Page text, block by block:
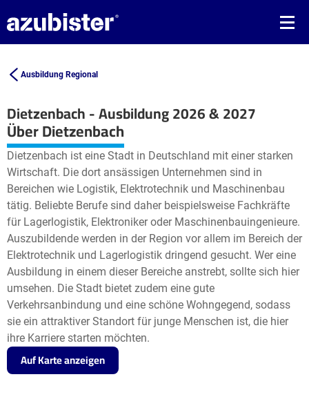
Ausbildung Regional
Dietzenbach - Ausbildung 2026 & 2027
+
−
Leaflet| ©OpenStreetMap2
Über Dietzenbach
Dietzenbach ist eine Stadt in Deutschland mit einer starken
Wirtschaft. Die dort ansässigen Unternehmen sind in
Bereichen wie Logistik, Elektrotechnik und Maschinenbau
tätig. Beliebte Berufe sind daher beispielsweise Fachkräfte
für Lagerlogistik, Elektroniker oder Maschinenbauingenieure.
Auszubildende werden in der Region vor allem im Bereich der
Elektrotechnik und Lagerlogistik dringend gesucht. Wer eine
Ausbildung in einem dieser Bereiche anstrebt, sollte sich hier
umsehen. Die Stadt bietet zudem eine gute
Verkehrsanbindung und eine schöne Wohngegend, sodass
sie ein attraktiver Standort für junge Menschen ist, die hier
ihre Karriere starten möchten.
Auf Karte anzeigen